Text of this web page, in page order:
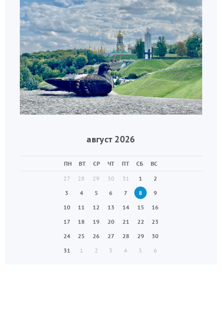
август 2026
ПН ВТ СР ЧТ ПТ СБ
ВС
27
28 29 30 31 1
2
3
4 5 6 7 8
9
10
11 12 13 14 15
16
17
18 19 20 21 22
23
24
25 26 27 28 29
30
31
1 2 3 4 5 6